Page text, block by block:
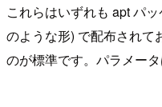
これらはいずれも apt パ
のような形) で配布されて
のが標準です。パラメータ